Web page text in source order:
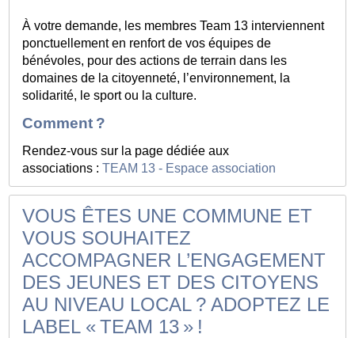
À votre demande, les membres Team 13 interviennent
ponctuellement en renfort de vos équipes de
bénévoles, pour des actions de terrain dans les
domaines de la citoyenneté, l’environnement, la
solidarité, le sport ou la culture.
Comment ?
Rendez-vous sur la page dédiée aux
associations :TEAM 13 - Espace association
VOUS ÊTES UNE COMMUNE ET
VOUS SOUHAITEZ
ACCOMPAGNER L’ENGAGEMENT
DES JEUNES ET DES CITOYENS
AU NIVEAU LOCAL ? ADOPTEZ LE
LABEL « TEAM 13 » !